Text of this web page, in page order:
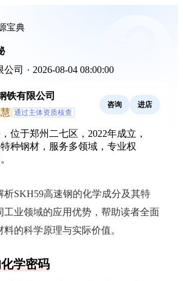
宝典
公司 · 2026-08-04 08:00:00
铁有限公司
通过主体资质核查
咨询 进店
位于郑州二七区，2022年成立，
种钢材，服务多领域，专业权
析SKH59高速钢的化学成分及其特
工业领域的应用优势，帮助读者全面
的科学原理与实际价值。
学密码